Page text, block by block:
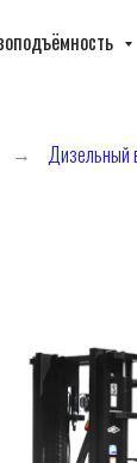
→ Дизельный